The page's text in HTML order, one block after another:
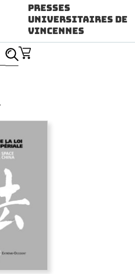
Presses
Universitaires de
Vincennes